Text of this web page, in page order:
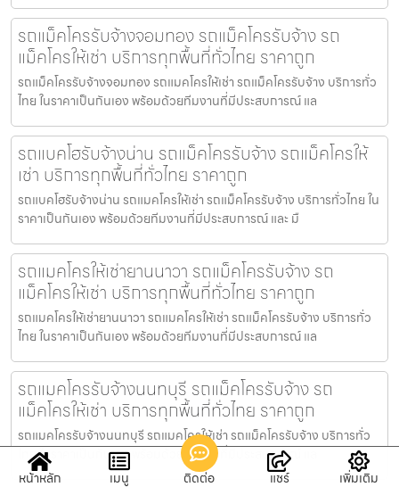
รถแม็คโครรับจ้างจอมทอง รถแม็คโครรับจ้าง รถ
แม็คโครให้เช่า บริการทุกพื้นที่ทั่วไทย ราคาถูก
รถแม็คโครรับจ้างจอมทอง รถแมคโครให้เช่า รถแม็คโครรับจ้าง บริการทั่ว
ไทย ในราคาเป็นกันเอง พร้อมด้วยทีมงานที่มีประสบการณ์ แล
รถแบคโฮรับจ้างน่าน รถแม็คโครรับจ้าง รถแม็คโครให้
เช่า บริการทุกพื้นที่ทั่วไทย ราคาถูก
รถแบคโฮรับจ้างน่าน รถแมคโครให้เช่า รถแม็คโครรับจ้าง บริการทั่วไทย ใน
ราคาเป็นกันเอง พร้อมด้วยทีมงานที่มีประสบการณ์ และ มื
รถแมคโครให้เช่ายานนาวา รถแม็คโครรับจ้าง รถ
แม็คโครให้เช่า บริการทุกพื้นที่ทั่วไทย ราคาถูก
รถแมคโครให้เช่ายานนาวา รถแมคโครให้เช่า รถแม็คโครรับจ้าง บริการทั่ว
ไทย ในราคาเป็นกันเอง พร้อมด้วยทีมงานที่มีประสบการณ์ แล
รถแมคโครรับจ้างนนทบุรี รถแม็คโครรับจ้าง รถ
แม็คโครให้เช่า บริการทุกพื้นที่ทั่วไทย ราคาถูก
รถแมคโครรับจ้างนนทบุรี รถแมคโครให้เช่า รถแม็คโครรับจ้าง บริการทั่ว
ไทย ในราคาเป็นกันเอง พร้อมด้วยทีมงานที่มีประสบการณ์ แล
หน้าหลัก
เมนู ติดต่อ แชร์ เพิ่มเติม